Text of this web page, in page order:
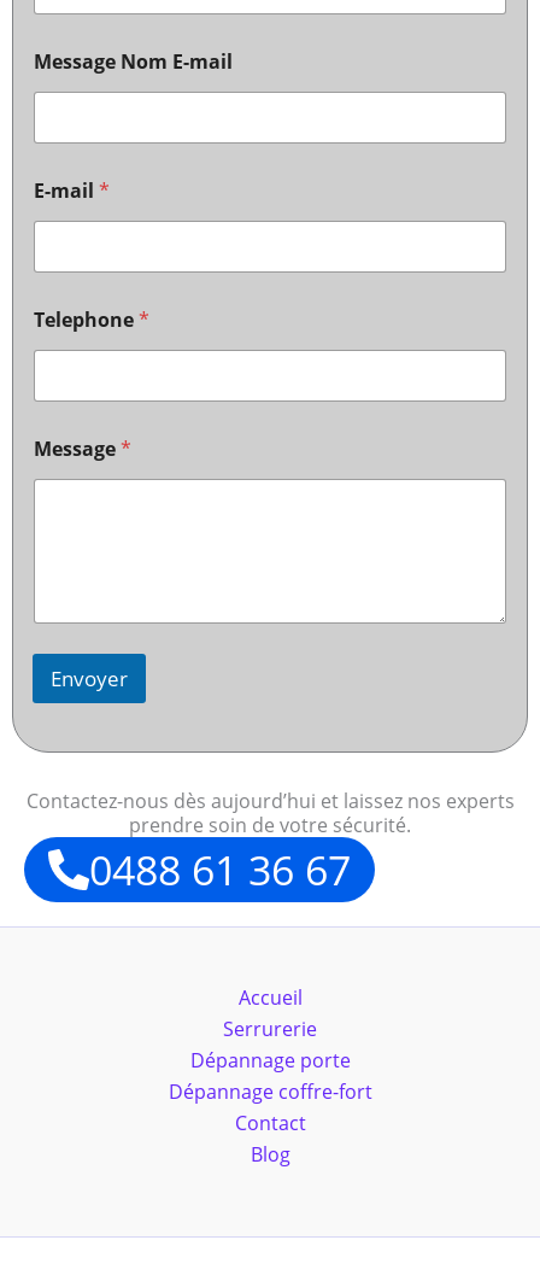
Message Nom E-mail
E-mail *
Telephone*
Message*
Envoyer
Contactez-nous dès aujourd’hui et laissez nos experts
prendre soin de votre sécurité.
0488 61 36 67
Accueil
Serrurerie
Dépannage porte
Dépannage coffre-fort
Contact
Blog